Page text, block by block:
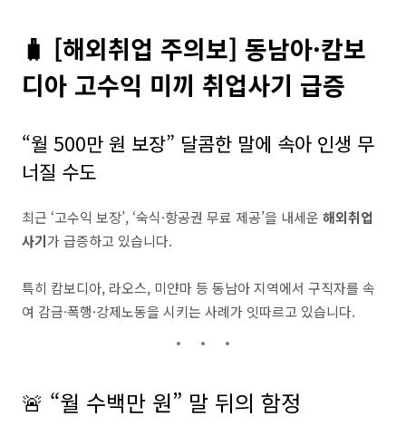
🧳 [해외취업 주의보] 동남아·캄보
디아 고수익 미끼 취업사기 급증
“월 500만 원 보장” 달콤한 말에 속아 인생 무
너질 수도
최근 ‘고수익 보장’, ‘숙식·항공권 무료 제공’을 내세운 해외취업
사기가 급증하고 있습니다.
특히 캄보디아, 라오스, 미얀마 등 동남아 지역에서 구직자를 속
여 감금·폭행·강제노동을 시키는 사례가 잇따르고 있습니다.
🚨 “월 수백만 원” 말 뒤의 함정